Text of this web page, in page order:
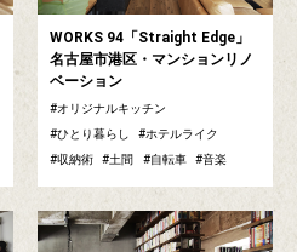
WORKS 94「Straight Edge」
名古屋市港区・マンションリノ
ベーション
オリジナルキッチン
ひとり暮らし
ホテルライク
収納術
土間 自転車 音楽